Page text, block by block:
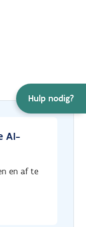
Hulp nodig?
AI-
en af te